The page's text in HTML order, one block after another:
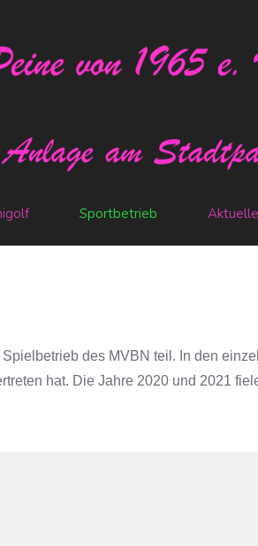
Sportbetrieb
des MVBN teil. In den
hat. Die Jahre 2020 und 2021